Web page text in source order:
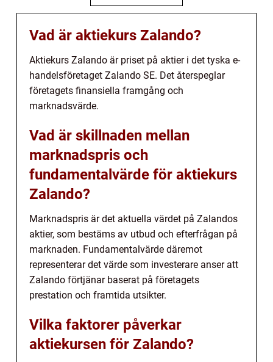
Vad är aktiekurs Zalando?
Aktiekurs Zalando är priset på aktier i det tyska e-
handelsföretaget Zalando SE. Det återspeglar
företagets finansiella framgång och
marknadsvärde.
Vad är skillnaden mellan
marknadspris och
fundamentalvärde för aktiekurs
Zalando?
Marknadspris är det aktuella värdet på Zalandos
aktier, som bestäms av utbud och efterfrågan på
marknaden. Fundamentalvärde däremot
representerar det värde som investerare anser att
Zalando förtjänar baserat på företagets
prestation och framtida utsikter.
Vilka faktorer påverkar
aktiekursen för Zalando?